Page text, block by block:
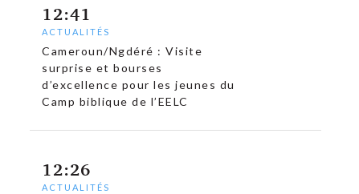
12:41
ACTUALITÉS
Cameroun/Ngdéré : Visite
surprise et bourses
d’excellence pour les jeunes du
Camp biblique de l’EELC
12:26
ACTUALITÉS